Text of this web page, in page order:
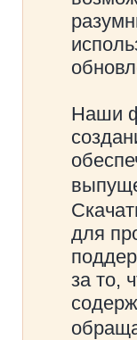
Наши
для
за то,